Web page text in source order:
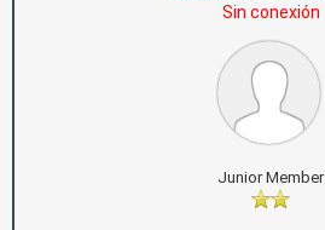
Sin conexión
Junior Member